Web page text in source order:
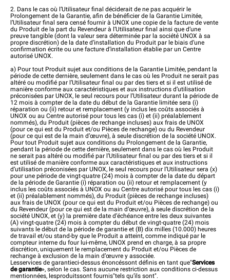
2. Dans le cas où l’Utilisateur final déciderait de ne pas acquérir le
Prolongement de la Garantie, afin de bénéficier de la Garantie Limitée,
l’Utilisateur final sera censé fournir à UNOX une copie de la facture de vente
du Produit de la part du Revendeur à l’Utilisateur final ainsi que d’une
preuve tangible (dont la valeur sera déterminée par la société UNOX à sa
propre discrétion) de la date d’installation du Produit par le biais d’une
confirmation écrite ou une facture d’installation établie par un Centre
autorisé UNOX.
a) Pour tout Produit sujet aux conditions de la Garantie Limitée, pendant la
période de cette dernière, seulement dans le cas où les Produit ne serait pas
altéré ou modifié par l’Utilisateur final ou par des tiers et si il est utilisé de
manière conforme aux caractéristiques et aux instructions d’utilisation
préconisées par UNOX, le seul recours pour l’Utilisateur durant la période de
12 mois à compter de la date du début de la Garantie limitée sera (i)
réparation ou (ii) retour et remplacement (y inclus les coûts associés à
UNOX ou au Centre autorisé pour tous les cas (i) et (ii) préalablement
nommés), du Produit (pièces de rechange incluses) aux frais de UNOX
(pour ce qui est du Produit et/ou Pièces de rechange) ou du Revendeur
(pour ce qui est de la main d’œuvre), à seule discrétion de la société UNOX.
Pour tout Produit sujet aux conditions du Prolongement de la Garantie,
pendant la période de cette dernière, seulement dans le cas où les Produit
ne serait pas altéré ou modifié par l’Utilisateur final ou par des tiers et si il
est utilisé de manière conforme aux caractéristiques et aux instructions
d’utilisation préconisées par UNOX, le seul recours pour l’Utilisateur sera (x)
pour une période de vingt-quatre (24) mois à compter de la date du départ
de la période de Garantie (i) réparation ou (ii) retour et remplacement (y
inclus les coûts associés à UNOX ou au Centre autorisé pour tous les cas (i)
et (ii) préalablement nommés), du Produit (pièces de rechange incluses)
aux frais de UNOX (pour ce qui est du Produit et/ou Pièces de rechange) ou
du Revendeur (pour ce qui est de la main d’œuvre), à seule discrétion de la
société UNOX, et (y) la première date d’échéance entre les deux suivantes
(A) vingt-quatre (24) mois à compter du début de vingt-quatre (24) mois
suivants le début de la période de garantie et (B) dix milles (10.000) heures
de travail et/ou stand-by que le Produit a atteint, comme indiqué par le
compteur interne du four lui-même, UNOX prend en charge, à sa propre
discrétion, uniquement le remplacement du Produit et/ou Pièces de
rechange à exclusion de la main d’œuvre y associée.
Lesservices de garantieci-dessus énoncéssont définis en tant que"Services
de garantie», selon le cas. Sans aucune restriction aux conditions ci-dessus
mentionnées, lesproduitssont fournis"tels qu’ils sont".